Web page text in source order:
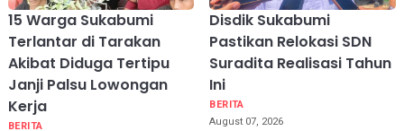
15 Warga Sukabumi
Terlantar di Tarakan
Akibat Diduga Tertipu
Janji Palsu Lowongan
Kerja
BERITA
Disdik Sukabumi
Pastikan Relokasi SDN
Suradita Realisasi Tahun
Ini
BERITA
August 07, 2026